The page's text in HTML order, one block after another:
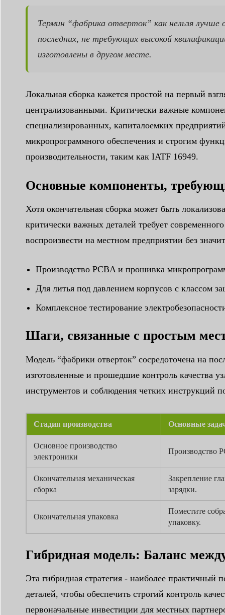
Термин “фабрика отверток” как нельзя
последних, не требующих высокой
изготовлены в другом месте.
Локальная сборка кажется простой на первый
централизованными. Критически важные
специализированных, капиталоемких
микропрограммного обеспечения и строгим
производительности, таким как IATF 16949.
Основные компоненты,
Хотя окончательная сборка может быть
критически важных деталей требует
воспроизвести на местном предприятии без
Производство PCBA и прошивка
Для литья под давлением корпусов с классом
Комплексное тестирование
Шаги, связанные с простым
Модель “фабрики отверток” сосредоточена на
изготовленные и прошедшие контроль качества
инструментов и соблюдения четких инструкций
Стадия производства Основные
Основное производство
электроники
Производство
Окончательная механическая
сборка
Закрепление
зарядки.
Окончательная упаковка
Поместите
упаковку.
Гибридная модель: Баланс
Эта гибридная стратегия - наиболее практичный
деталей, чтобы обеспечить строгий контроль
первоначальные инвестиции для местных